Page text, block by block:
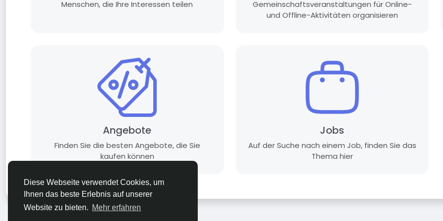
Diese Webseite verwendet Cookies, um
Ihnen das beste Erlebnis auf unserer
Website zu bieten. Mehr erfahren
Menschen, die Ihre Interessen teilen
Gemeinschaftsveranstaltungen für Online-
und Offline-Aktivitäten organisieren
Angebote
Finden Sie die besten Angebote, die Sie
kaufen können
Jobs
Auf der Suche nach einem Job, finden Sie das
Thema hier